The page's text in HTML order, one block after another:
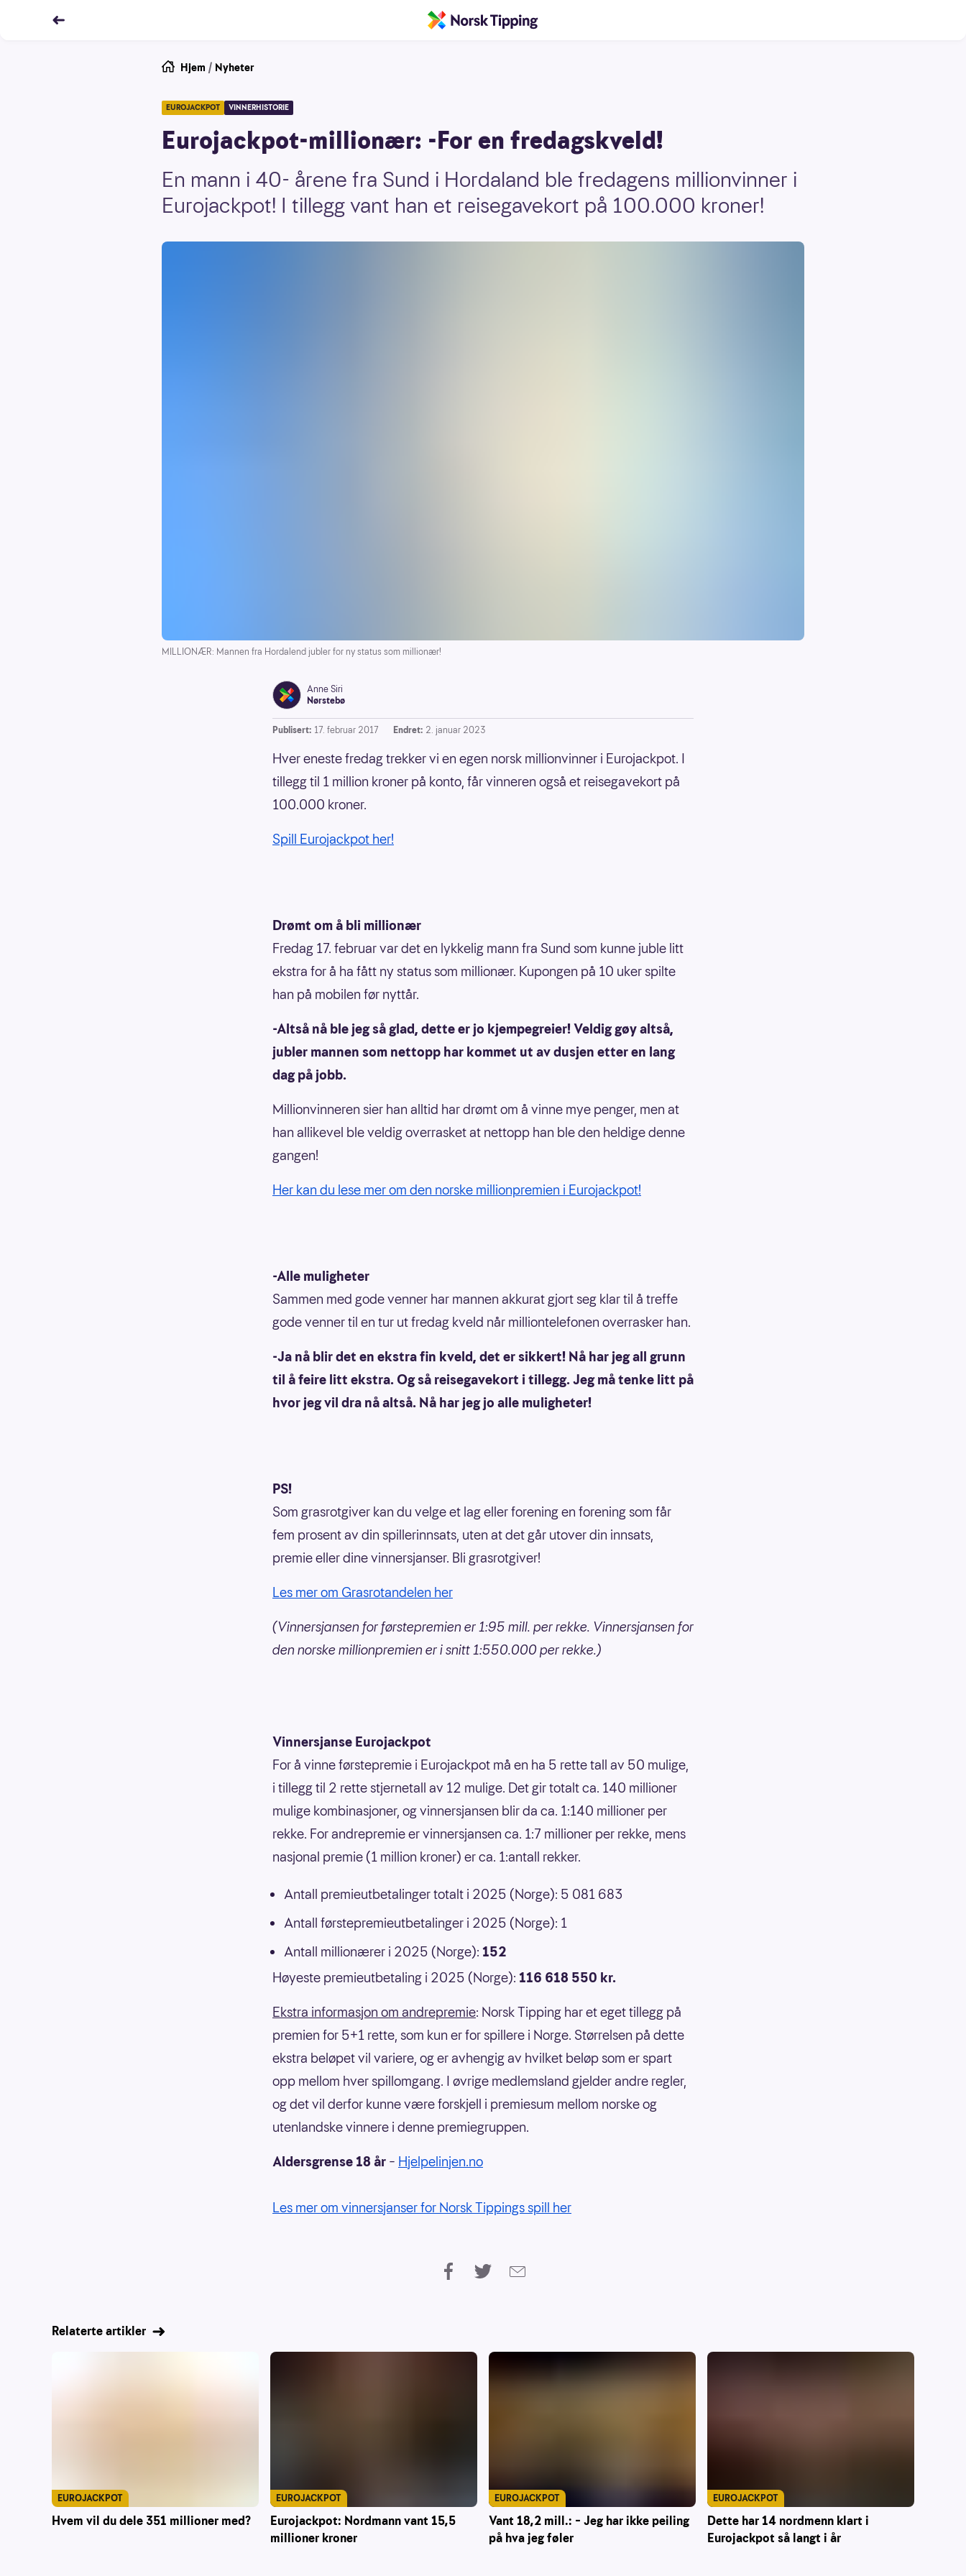
Hjem / Nyheter
EUROJACKPOT VINNERHISTORIE
Eurojackpot-millionær: -For en fredagskveld!
En mann i 40- årene fra Sund i Hordaland ble fredagens millionvinner i
Eurojackpot! I tillegg vant han et reisegavekort på 100.000 kroner!
MILLIONÆR: Mannen fra Hordalend jubler for ny status som millionær!
Anne Siri
Nørstebø
Publisert: 17. februar 2017 Endret: 2. januar 2023
Hver eneste fredag trekker vi en egen norsk millionvinner i Eurojackpot. I
tillegg til 1 million kroner på konto, får vinneren også et reisegavekort på
100.000 kroner.
Spill Eurojackpot her!
Drømt om å bli millionær
Fredag 17. februar var det en lykkelig mann fra Sund som kunne juble litt
ekstra for å ha fått ny status som millionær. Kupongen på 10 uker spilte
han på mobilen før nyttår.
-Altså nå ble jeg så glad, dette er jo kjempegreier! Veldig gøy altså,
jubler mannen som nettopp har kommet ut av dusjen etter en lang
dag på jobb.
Millionvinneren sier han alltid har drømt om å vinne mye penger, men at
han allikevel ble veldig overrasket at nettopp han ble den heldige denne
gangen!
Her kan du lese mer om den norske millionpremien i Eurojackpot!
-Alle muligheter
Sammen med gode venner har mannen akkurat gjort seg klar til å treffe
gode venner til en tur ut fredag kveld når milliontelefonen overrasker han.
-Ja nå blir det en ekstra fin kveld, det er sikkert! Nå har jeg all grunn
til å feire litt ekstra. Og så reisegavekort i tillegg. Jeg må tenke litt på
hvor jeg vil dra nå altså. Nå har jeg jo alle muligheter!
PS!
Som grasrotgiver kan du velge et lag eller forening en forening som får
fem prosent av din spillerinnsats, uten at det går utover din innsats,
premie eller dine vinnersjanser. Bli grasrotgiver!
Les mer om Grasrotandelen her
(Vinnersjansen for førstepremien er 1:95 mill. per rekke. Vinnersjansen for
den norske millionpremien er i snitt 1:550.000 per rekke.)
Vinnersjanse Eurojackpot
For å vinne førstepremie i Eurojackpot må en ha 5 rette tall av 50 mulige,
i tillegg til 2 rette stjernetall av 12 mulige. Det gir totalt ca. 140 millioner
mulige kombinasjoner, og vinnersjansen blir da ca. 1:140 millioner per
rekke. For andrepremie er vinnersjansen ca. 1:7 millioner per rekke, mens
nasjonal premie (1 million kroner) er ca. 1:antall rekker.
Antall premieutbetalinger totalt i 2025 (Norge): 5 081 683
Antall førstepremieutbetalinger i 2025 (Norge): 1
Antall millionærer i 2025 (Norge): 152
Høyeste premieutbetaling i 2025 (Norge): 116 618 550 kr.
Ekstra informasjon om andrepremie: Norsk Tipping har et eget tillegg på
premien for 5+1 rette, som kun er for spillere i Norge. Størrelsen på dette
ekstra beløpet vil variere, og er avhengig av hvilket beløp som er spart
opp mellom hver spillomgang. I øvrige medlemsland gjelder andre regler,
og det vil derfor kunne være forskjell i premiesum mellom norske og
utenlandske vinnere i denne premiegruppen.
Aldersgrense 18 år – Hjelpelinjen.no
Les mer om vinnersjanser for Norsk Tippings spill her
Relaterte artikler
Hvem vil du dele 351 millioner med?
EUROJACKPOT
Eurojackpot: Nordmann vant 15,5
millioner kroner
EUROJACKPOT
Vant 18,2 mill.: – Jeg har ikke peiling
på hva jeg føler
EUROJACKPOT
Dette har 14 nordmenn klart i
Eurojackpot så langt i år
EUROJACKPOT